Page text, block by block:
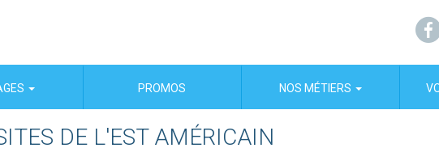
PROMOS NOS MÉTIERS
DE L'EST AMÉRICAIN